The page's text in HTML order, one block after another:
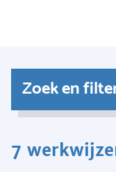
Zoek en
7